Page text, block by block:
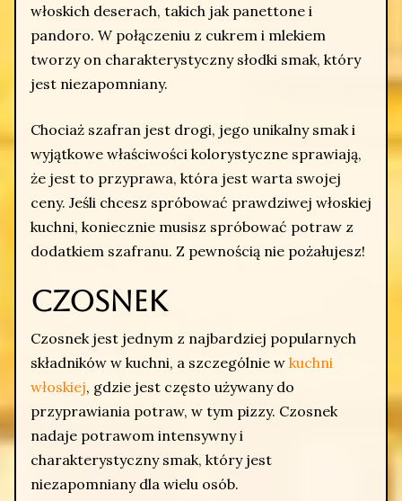
włoskich deserach, takich jak panettone i
pandoro. W połączeniu z cukrem i mlekiem
tworzy on charakterystyczny słodki smak, który
jest niezapomniany.
Chociaż szafran jest drogi, jego unikalny smak i
wyjątkowe właściwości kolorystyczne sprawiają,
że jest to przyprawa, która jest warta swojej
ceny. Jeśli chcesz spróbować prawdziwej włoskiej
kuchni, koniecznie musisz spróbować potraw z
dodatkiem szafranu. Z pewnością nie pożałujesz!
Czosnek
Czosnek jest jednym z najbardziej popularnych
składników w kuchni, a szczególnie w kuchni
włoskiej, gdzie jest często używany do
przyprawiania potraw, w tym pizzy. Czosnek
nadaje potrawom intensywny i
charakterystyczny smak, który jest
niezapomniany dla wielu osób.